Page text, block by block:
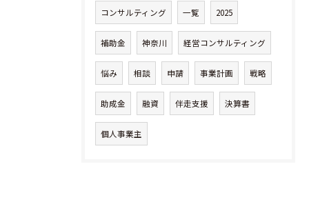
コンサルティング 一覧 2025
補助金 神奈川 経営コンサルティング
悩み 相談 申請 事業計画 戦略
助成金 融資 伴走支援 決算書
個人事業主